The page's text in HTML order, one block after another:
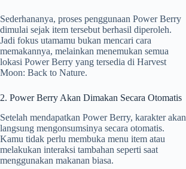
Sederhananya, proses penggunaan Power Berry
dimulai sejak item tersebut berhasil diperoleh.
Jadi fokus utamamu bukan mencari cara
memakannya, melainkan menemukan semua
lokasi Power Berry yang tersedia di Harvest
Moon: Back to Nature.
2. Power Berry Akan Dimakan Secara Otomatis
Setelah mendapatkan Power Berry, karakter akan
langsung mengonsumsinya secara otomatis.
Kamu tidak perlu membuka menu item atau
melakukan interaksi tambahan seperti saat
menggunakan makanan biasa.